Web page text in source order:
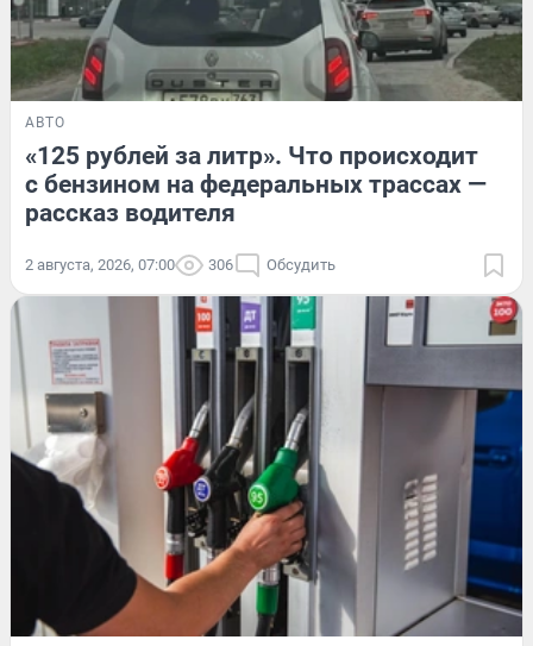
АВТО
«125 рублей за литр». Что происходит
с бензином на федеральных трассах —
рассказ водителя
2 августа, 2026, 07:00 306 Обсудить